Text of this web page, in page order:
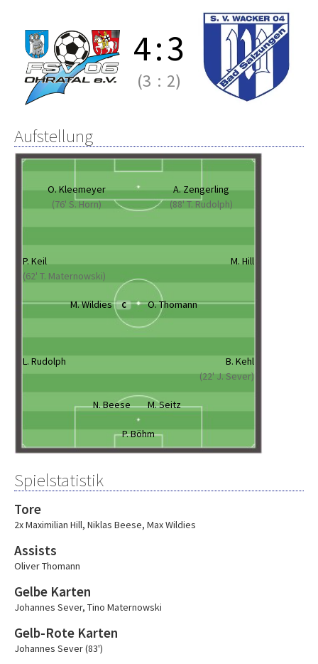
4:3
(3 : 2)
Aufstellung
O. Kleemeyer
(76' S. Horn)
A. Zengerling
(88' T. Rudolph)
P. Keil
(62' T. Maternowski)
M. Hill
M. Wildies C O. Thomann
L. Rudolph
B. Kehl
(22' J. Sever)
N. Beese M. Seitz
P. Böhm
Spielstatistik
Tore
2x Maximilian Hill, Niklas Beese, Max Wildies
Assists
Oliver Thomann
Gelbe Karten
Johannes Sever, Tino Maternowski
Gelb-Rote Karten
Johannes Sever (83')